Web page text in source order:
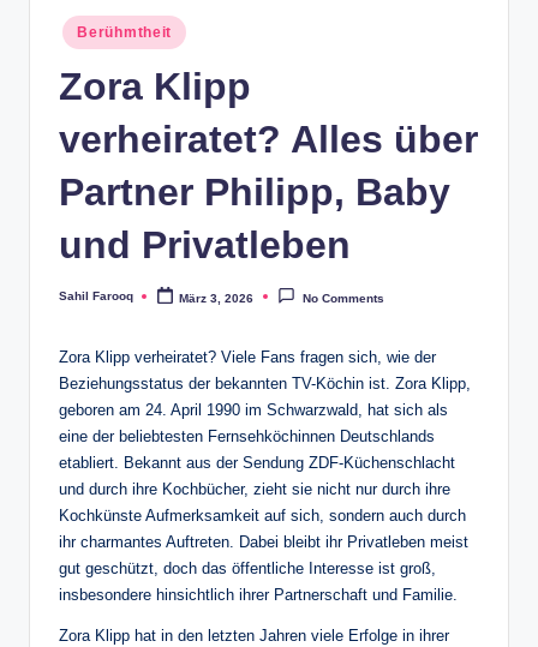
Posted
in
Berühmtheit
Zora Klipp
verheiratet? Alles über
Partner Philipp, Baby
und Privatleben
Posted
Sahil Farooq März 3, 2026 No Comments
Zora Klipp verheiratet? Viele Fans fragen sich, wie der
Beziehungsstatus der bekannten TV-Köchin ist. Zora Klipp,
geboren am 24. April 1990 im Schwarzwald, hat sich als
eine der beliebtesten Fernsehköchinnen Deutschlands
etabliert. Bekannt aus der Sendung ZDF-Küchenschlacht
und durch ihre Kochbücher, zieht sie nicht nur durch ihre
Kochkünste Aufmerksamkeit auf sich, sondern auch durch
ihr charmantes Auftreten. Dabei bleibt ihr Privatleben meist
gut geschützt, doch das öffentliche Interesse ist groß,
insbesondere hinsichtlich ihrer Partnerschaft und Familie.
Zora Klipp hat in den letzten Jahren viele Erfolge in ihrer